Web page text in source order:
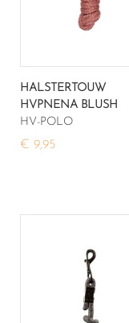
HALSTERTOUW
HVPNENA BLUSH
HV-POLO
€ 9,95